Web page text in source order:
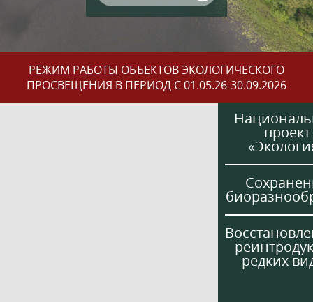
РЕЖИМ РАБОТЫ ОБЪЕКТОВ ЭКОЛОГИЧЕСКОГО
ПРОСВЕЩЕНИЯ В ПЕРИОД С 01.05.26-30.09.2026
проект
редких